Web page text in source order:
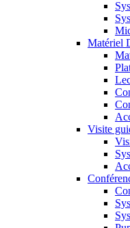
Matériel
Visite